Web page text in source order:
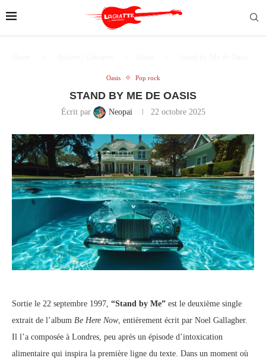
Oasis Pop rock
STAND BY ME DE OASIS
Écrit par Neopai 22 octobre 2025
Sortie le 22 septembre 1997, “Stand by Me” est le deuxième single
extrait de l’album Be Here Now, entièrement écrit par Noel Gallagher.
Il l’a composée à Londres, peu après un épisode d’intoxication
alimentaire qui inspira la première ligne du texte. Dans un moment où